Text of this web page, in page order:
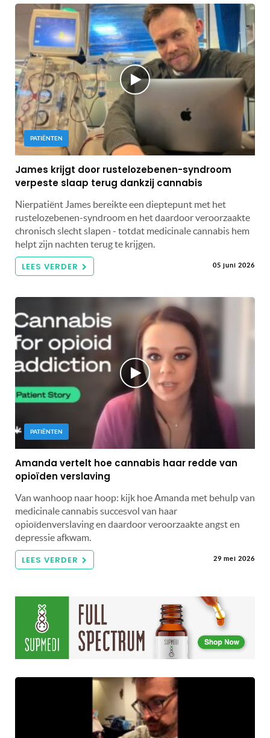
PATIËNTEN
James krijgt door rustelozebenen-syndroom
verpeste slaap terug dankzij cannabis
Nierpatiënt James bereikte een dieptepunt met het
rustelozebenen-syndroom en het daardoor veroorzaakte
chronisch slecht slapen - totdat medicinale cannabis hem
helpt zijn nachten terug te krijgen.
LEES VERDER 05 juni 2026
PATIËNTEN
Amanda vertelt hoe cannabis haar redde van
opioïden verslaving
Van wanhoop naar hoop: kijk hoe Amanda met behulp van
medicinale cannabis succesvol van haar
opioïdenverslaving en daardoor veroorzaakte angst en
depressie afkwam.
LEES VERDER 29 mei 2026